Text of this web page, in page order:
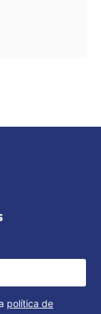
política de